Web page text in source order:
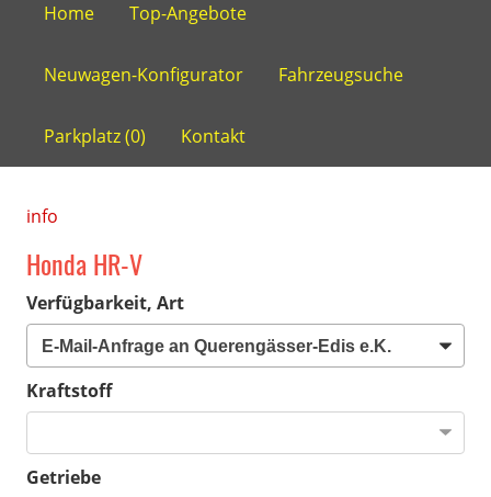
Home Top-Angebote
Neuwagen-Konfigurator Fahrzeugsuche
Parkplatz (0) Kontakt
info
Honda HR-V
Verfügbarkeit, Art
Kraftstoff
Getriebe